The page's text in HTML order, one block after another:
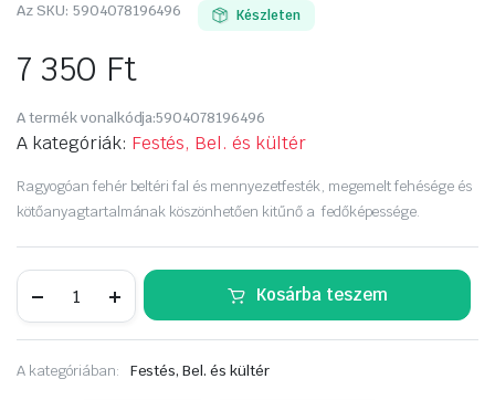
Az SKU: 5904078196496 Készleten
7 350 Ft
A termék vonalkódja:5904078196496
A kategóriák: Festés, Bel. és kültér
Ragyogóan fehér beltéri fal és mennyezetfesték, megemelt fehésége és
kötőanyagtartalmának köszönhetően kitűnő a fedőképessége.
Absolute
beltéri
Fehér
Kosárba teszem
A kategóriában: Festés, Bel. és kültér